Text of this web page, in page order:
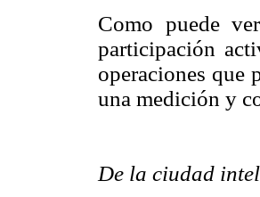
Como puede
participación
operaciones que
una medición y
De la ciudad